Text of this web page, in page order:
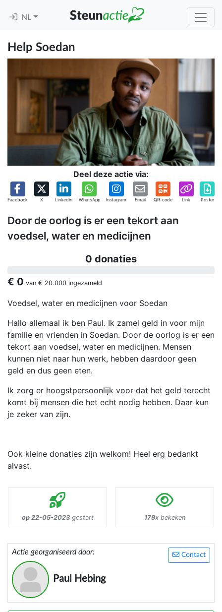
NL
Help Soedan
Deel deze actie via:
Facebook X Linkedin WhatsApp Instagram Email QR-code Link Poster
Door de oorlog is er een tekort aan
voedsel, water en medicijnen
0 donaties
€ 0 van € 20.000 ingezameld
Voedsel, water en medicijnen voor Soedan
Hallo allemaal ik ben Paul. Ik zamel geld in voor mijn
familie en vrienden in Soedan. Door de oorlog is er een
tekort aan voedsel, water en medicijnen. Mensen
kunnen niet naar hun werk, hebben daardoor geen
geld en dus geen eten.
Ik zorg er hoogstpersoonlijk voor dat het geld terecht
komt bij mensen die het echt nodig hebben. Daar kun
je zeker van zijn.
Ook kleine donaties zijn welkom! Heel erg bedankt
alvast.
op 22-05-2023gestart 179x bekeken
Contact
Actie georganiseerd door:
Paul Hebing